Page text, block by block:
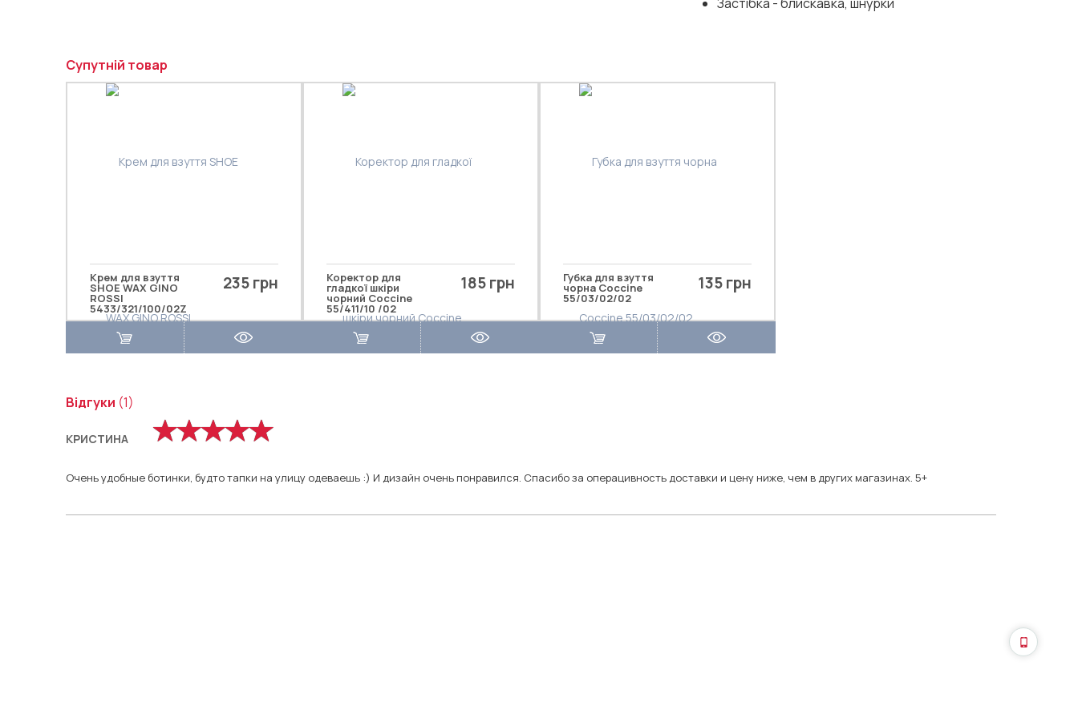
Супутній товар
Крем для взуття
SHOE WAX GINO
ROSSI
5433/321/100/02Z
235 грн Коректор для
гладкої шкіри
чорний Coccine
55/411/10 /02
185 грн Губка для взуття
чорна Coccine
55/03/02/02
135 грн
Відгуки (1)
КРИСТИНА
Очень удобные ботинки, будто тапки на улицу одеваешь :) И дизайн очень понравился. Спасибо за операцивность доставки и цену ниже, чем в других магазинах. 5+